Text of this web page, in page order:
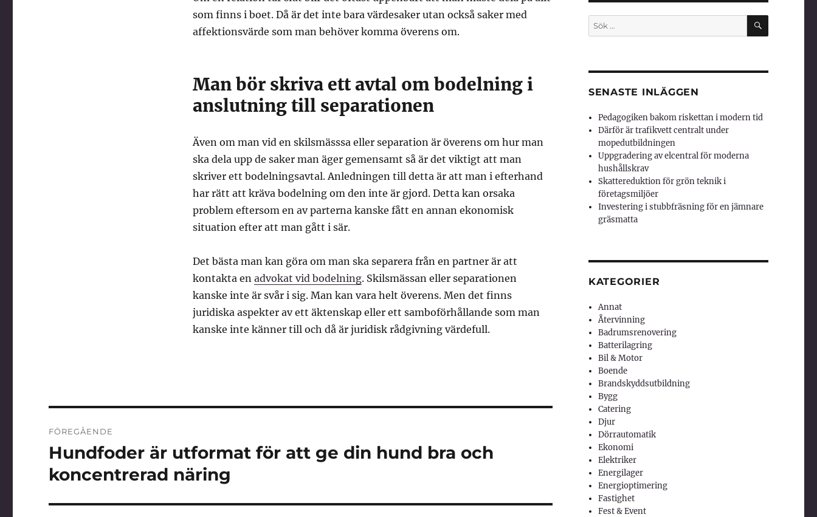
som finns i boet. Då är det inte bara värdesaker utan också saker med
affektionsvärde som man behöver komma överens om.
Man bör skriva ett avtal om bodelning i
anslutning till separationen
Även om man vid en skilsmässsa eller separation är överens om hur man
ska dela upp de saker man äger gemensamt så är det viktigt att man
skriver ett bodelningsavtal. Anledningen till detta är att man i efterhand
har rätt att kräva bodelning om den inte är gjord. Detta kan orsaka
problem eftersom en av parterna kanske fått en annan ekonomisk
situation efter att man gått i sär.
Det bästa man kan göra om man ska separera från en partner är att
kontakta en advokat vid bodelning. Skilsmässan eller separationen
kanske inte är svår i sig. Man kan vara helt överens. Men det finns
juridiska aspekter av ett äktenskap eller ett samboförhållande som man
kanske inte känner till och då är juridisk rådgivning värdefull.
FÖREGÅENDE
Föregående
inlägg:
Hundfoder är utformat för att ge din hund bra och
koncentrerad näring
Sök
efter:
SÖK
SENASTE INLÄGGEN
Pedagogiken bakom riskettan i modern tid
Därför är trafikvett centralt under
mopedutbildningen
Uppgradering av elcentral för moderna
hushållskrav
Skattereduktion för grön teknik i
företagsmiljöer
Investering i stubbfräsning för en jämnare
gräsmatta
KATEGORIER
Annat
Återvinning
Badrumsrenovering
Batterilagring
Bil & Motor
Boende
Brandskyddsutbildning
Bygg
Catering
Djur
Dörrautomatik
Ekonomi
Elektriker
Energilager
Energioptimering
Fastighet
Fest & Event